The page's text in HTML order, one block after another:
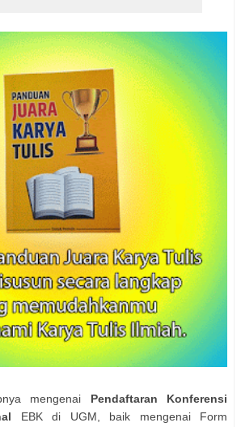
mengenai Pendaftaran Konferensi
EBK di UGM, baik mengenai Form